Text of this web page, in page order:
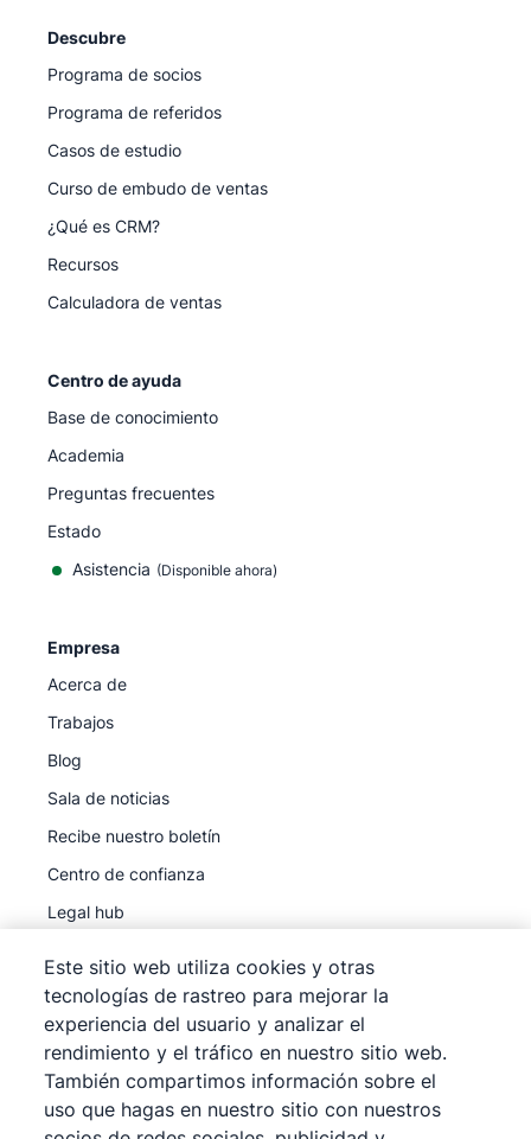
Descubre
Programa de socios
Programa de referidos
Casos de estudio
Curso de embudo de ventas
¿Qué es CRM?
Recursos
Calculadora de ventas
Centro de ayuda
Base de conocimiento
Academia
Preguntas frecuentes
Estado
Asistencia (Disponible ahora)
Empresa
Acerca de
Trabajos
Blog
Sala de noticias
Recibe nuestro boletín
Centro de confianza
Legal hub
©2026Pipedrive
Pipedrive
Términos de servicio
Este sitio web utiliza cookies y otras
tecnologías de rastreo para mejorar la
experiencia del usuario y analizar el
rendimiento y el tráfico en nuestro sitio web.
También compartimos información sobre el
uso que hagas en nuestro sitio con nuestros